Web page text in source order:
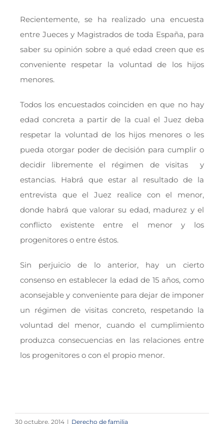
Recientemente, se ha realizado una encuesta
entre Jueces y Magistrados de toda España, para
saber su opinión sobre a qué edad creen que es
conveniente respetar la voluntad de los hijos
menores.
Todos los encuestados coinciden en que no hay
edad concreta a partir de la cual el Juez deba
respetar la voluntad de los hijos menores o les
pueda otorgar poder de decisión para cumplir o
decidir libremente el régimen de visitas y
estancias. Habrá que estar al resultado de la
entrevista que el Juez realice con el menor,
donde habrá que valorar su edad, madurez y el
conflicto existente entre el menor y los
progenitores o entre éstos.
Sin perjuicio de lo anterior, hay un cierto
consenso en establecer la edad de 15 años, como
aconsejable y conveniente para dejar de imponer
un régimen de visitas concreto, respetando la
voluntad del menor, cuando el cumplimiento
produzca consecuencias en las relaciones entre
los progenitores o con el propio menor.
30 octubre, 2014 | Derecho de familia